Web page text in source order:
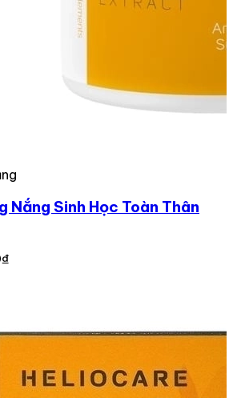
Nắng Sinh Học Toàn Thân